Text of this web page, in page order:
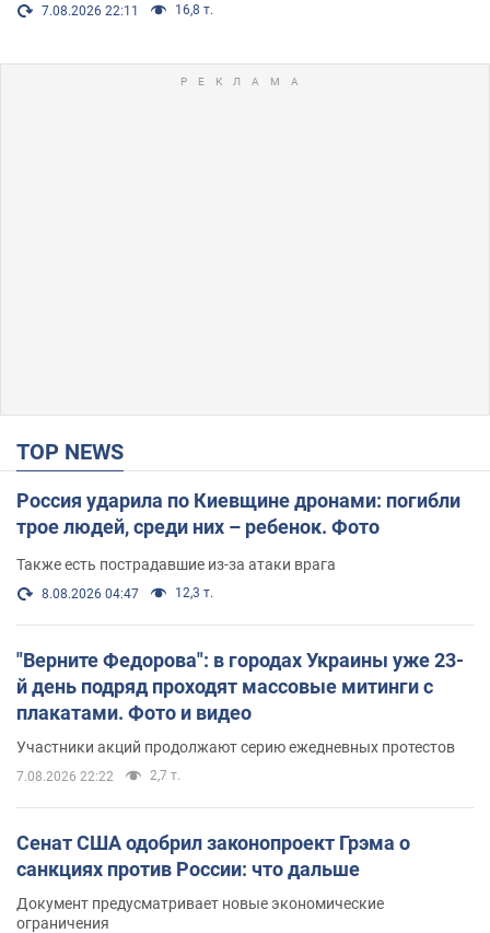
7.08.2026 22:11 16,8 т.
TOP NEWS
Россия ударила по Киевщине дронами: погибли
трое людей, среди них – ребенок. Фото
Также есть пострадавшие из-за атаки врага
8.08.2026 04:47 12,3 т.
"Верните Федорова": в городах Украины уже 23-
й день подряд проходят массовые митинги с
плакатами. Фото и видео
Участники акций продолжают серию ежедневных протестов
7.08.2026 22:22 2,7 т.
Сенат США одобрил законопроект Грэма о
санкциях против России: что дальше
Документ предусматривает новые экономические
ограничения